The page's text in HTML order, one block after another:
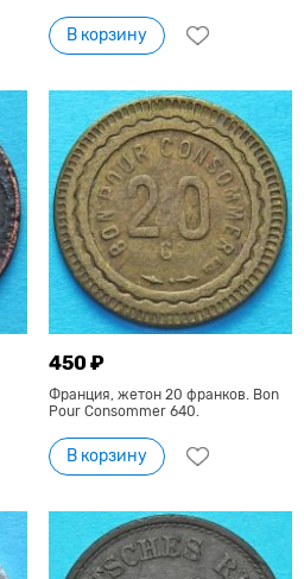
В корзину
450 ₽
Франция, жетон 20 франков. Bon
Pour Consommer 640.
В корзину